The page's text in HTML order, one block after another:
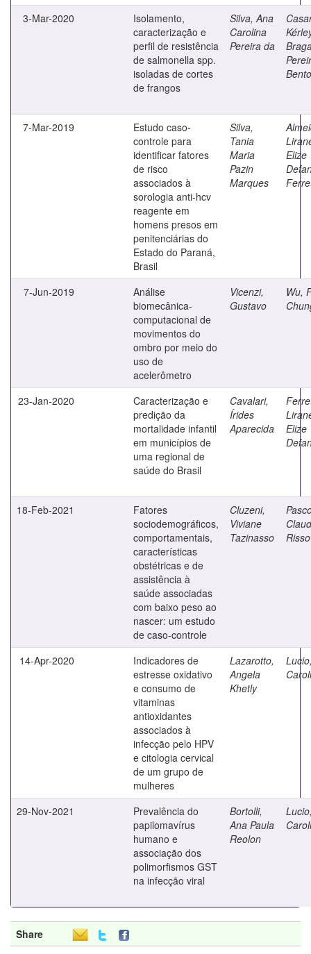
3-Mar-2020
Isolamento,
caracterização e
perfil de resistência
de salmonella spp.
isoladas de cortes
de frangos
Silva, Ana
Carolina
Pereira da
Bento
7-Mar-2019
Estudo caso-
controle para
identificar fatores
de risco
associados à
sorologia anti-hcv
reagente em
homens presos em
penitenciárias do
Estado do Paraná,
Brasil
Silva,
Tania
Maria
Pazin
Marques
Elize
7-Jun-2019
Análise
biomecânica-
computacional de
movimentos do
ombro por meio do
uso de
acelerômetro
Vicenzi,
Gustavo
Wu,
23-Jan-2020
Caracterização e
predição da
mortalidade infantil
em municípios de
uma regional de
saúde do Brasil
Cavalari,
Írides
Aparecida
Elize
18-Feb-2021
Fatores
sociodemográficos,
comportamentais,
características
obstétricas e de
assistência à
saúde associadas
com baixo peso ao
nascer: um estudo
de caso-controle
Cluzeni,
Viviane
Tazinasso
Risso
14-Apr-2020
Indicadores de
estresse oxidativo
e consumo de
vitaminas
antioxidantes
associados à
infecção pelo HPV
e citologia cervical
de um grupo de
mulheres
Lazarotto,
Angela
Khetly
29-Nov-2021
Prevalência do
papilomavírus
humano e
associação dos
polimorfismos GST
na infecção viral
Bortolli,
Ana Paula
Reolon
Share